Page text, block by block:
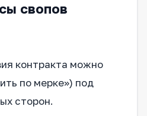
свопов
контракта можно
по мерке») под
сторон.